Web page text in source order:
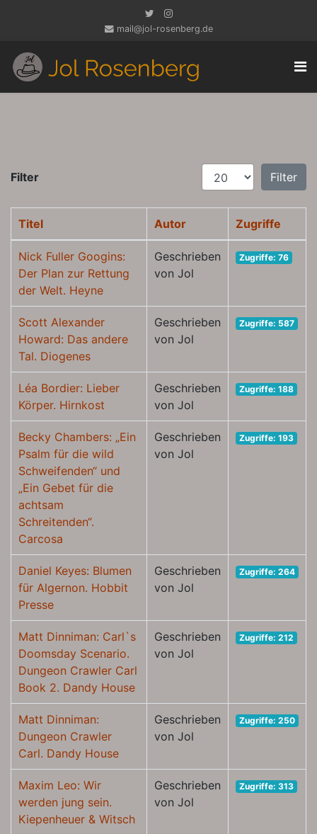
mail@jol-rosenberg.de
Filter Anzeige # Filter
Titel Autor Zugriffe
Nick Fuller Googins:
Der Plan zur Rettung
der Welt. Heyne
Geschrieben
von Jol
Zugriffe: 76
Scott Alexander
Howard: Das andere
Tal. Diogenes
Geschrieben
von Jol
Zugriffe: 587
Léa Bordier: Lieber
Körper. Hirnkost
Geschrieben
von Jol
Zugriffe: 188
Becky Chambers: „Ein
Psalm für die wild
Schweifenden“ und
„Ein Gebet für die
achtsam
Schreitenden“.
Carcosa
Geschrieben
von Jol
Zugriffe: 193
Daniel Keyes: Blumen
für Algernon. Hobbit
Presse
Geschrieben
von Jol
Zugriffe: 264
Matt Dinniman: Carl`s
Doomsday Scenario.
Dungeon Crawler Carl
Book 2. Dandy House
Geschrieben
von Jol
Zugriffe: 212
Matt Dinniman:
Dungeon Crawler
Carl. Dandy House
Geschrieben
von Jol
Zugriffe: 250
Maxim Leo: Wir
werden jung sein.
Kiepenheuer & Witsch
Geschrieben
von Jol
Zugriffe: 313